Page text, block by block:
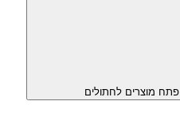
פתח מוצרים לחתולים